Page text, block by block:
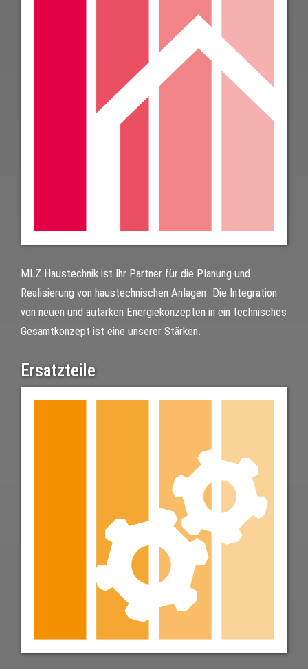
MLZ Haustechnik ist Ihr Partner für die Planung und
Realisierung von haustechnischen Anlagen. Die Integration
von neuen und autarken Energiekonzepten in ein technisches
Gesamtkonzept ist eine unserer Stärken.
Ersatzteile